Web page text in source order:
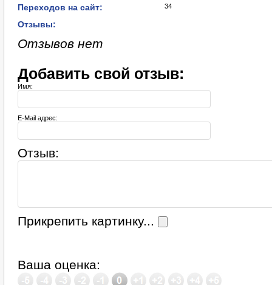
Переходов на сайт: 34
Отзывы:
Отзывов нет
Добавить свой отзыв:
Имя:
E-Mail адрес:
Отзыв:
Прикрепить картинку...
Ваша оценка: